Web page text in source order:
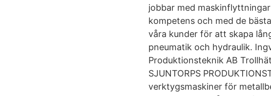
jobbar med
kompetens och med de
våra kunder för att skapa
pneumatik och hydraulik.
Produktionsteknik AB
SJUNTORPS
verktygsmaskiner för